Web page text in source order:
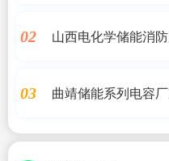
02 山西电化学储能消
03 曲靖储能系列电容